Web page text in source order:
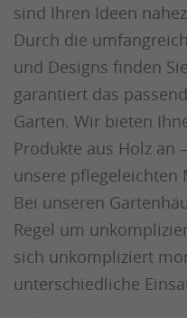
sind Ihren Ideen
Durch die
und Designs finden
garantiert das
Garten. Wir bieten
Produkte aus Holz an
unsere pflegeleichten
Bei unseren
Regel um
sich unkompliziert
unterschiedliche